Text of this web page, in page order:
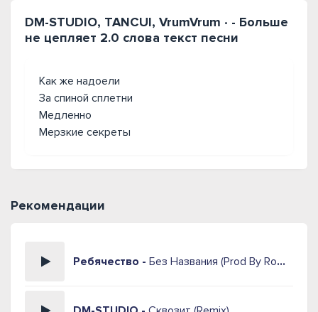
DM-STUDIO, TANCUI, VrumVrum ∙ - Больше
не цепляет 2.0 слова текст песни
Как же надоели
За спиной сплетни
Медленно
Мерзкие секреты
Рекомендации
Ребячество - Без Названия (Prod By Roman)